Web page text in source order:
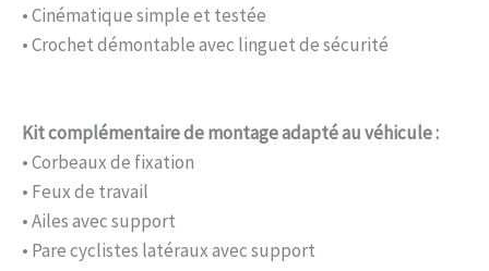
• Cinématique simple et testée
• Crochet démontable avec linguet de sécurité
Kit complémentaire de montage adapté au véhicule :
• Corbeaux de fixation
• Feux de travail
• Ailes avec support
• Pare cyclistes latéraux avec support